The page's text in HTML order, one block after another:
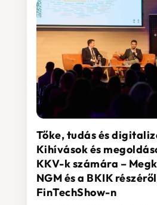
Tőke, tudás és
Kihívások és
KKV-k számára –
NGM és a BKIK
FinTechShow-n